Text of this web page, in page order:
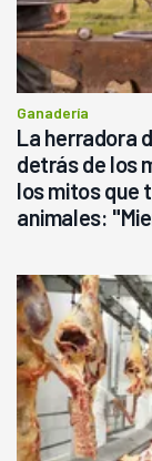
Ganadería
La herradora
detrás de los
los mitos que
animales: